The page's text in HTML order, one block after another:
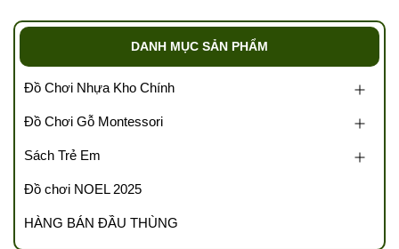
DANH MỤC SẢN PHẨM
Đồ Chơi Nhựa Kho Chính
Đồ Chơi Gỗ Montessori
Sách Trẻ Em
Đồ chơi NOEL 2025
HÀNG BÁN ĐẦU THÙNG